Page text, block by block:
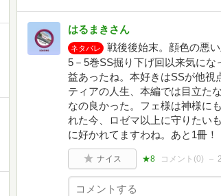
はるまきさん
ネタバレ
戦後後始末。顔色の悪
5－5巻SS掘り下げ回以来気にな
益あったね。本好きはSSが他視
ティアの人生、本編では目立た
なの良かった。フェ様は神様に
れた今、ロゼマ以上に守りたい
に好かれてますわね。あと1冊！
ナイス ★8 コメント(0)